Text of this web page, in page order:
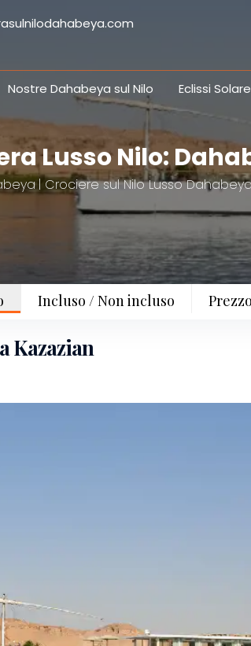
Nostre Dahabeya sul Nilo Eclissi
Lusso Nilo:
Crociere sul Nilo Lusso
Incluso / Non incluso Prezzo
Kazazian